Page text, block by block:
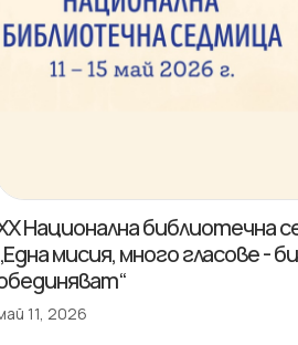
Национална библиотечна
мисия, много гласове -
11, 2026